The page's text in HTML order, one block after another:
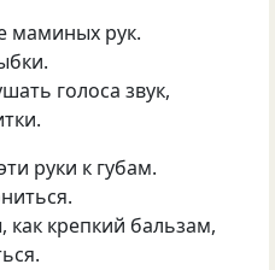
маминых рук.
голоса звук,
руки к губам.
крепкий бальзам,